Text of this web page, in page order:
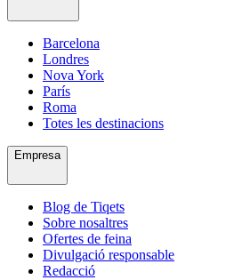
Barcelona
Londres
Nova York
París
Roma
Totes les destinacions
Empresa
Blog de Tiqets
Sobre nosaltres
Ofertes de feina
Divulgació responsable
Redacció